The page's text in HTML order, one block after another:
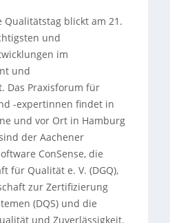
Qualitätstag blickt am 21.
und
im
und
Das Praxisforum für
-expertinnen findet in
und vor Ort in Hamburg
der Aachener
ConSense, die
für Qualität e. V. (DGQ),
zur Zertifizierung
(DQS) und die
und Zuverlässigkeit.